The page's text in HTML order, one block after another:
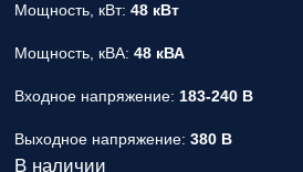
Мощность, кВт: 48 кВт
Мощность, кВА: 48 кВА
Входное напряжение: 183-240 В
Выходное напряжение: 380 В
В наличии